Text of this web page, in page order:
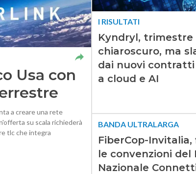
Usa con
a creare una rete
su scala richiederà
tlc che integra
I RISULTATI
Kyndryl, trimestre
chiaroscuro, ma
dai nuovi
a cloud e AI
BANDA ULTRALARGA
FiberCop-
le convenzioni del
Nazionale